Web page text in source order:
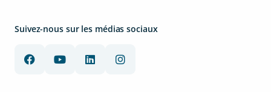
Suivez-nous sur les médias sociaux